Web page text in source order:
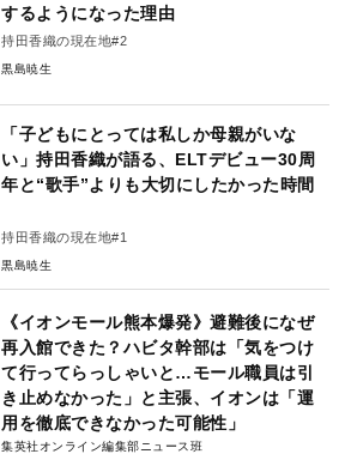
するようになった理由
持田香織の現在地#2
黒島暁生
「子どもにとっては私しか母親がいな
い」持田香織が語る、ELTデビュー30周
年と“歌手”よりも大切にしたかった時間
持田香織の現在地#1
黒島暁生
《イオンモール熊本爆発》避難後になぜ
再入館できた？ハビタ幹部は「気をつけ
て行ってらっしゃいと…モール職員は引
き止めなかった」と主張、イオンは「運
用を徹底できなかった可能性」
集英社オンライン編集部ニュース班